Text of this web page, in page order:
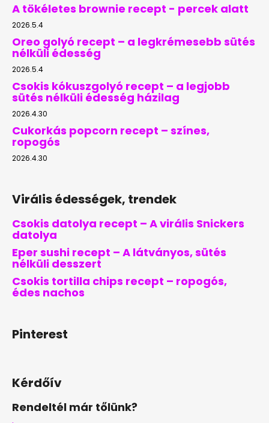
A tökéletes brownie recept - percek alatt
2026.5.4
Oreo golyó recept – a legkrémesebb sütés
nélküli édesség
2026.5.4
Csokis kókuszgolyó recept – a legjobb
sütés nélküli édesség házilag
2026.4.30
Cukorkás popcorn recept – színes,
ropogós
2026.4.30
Virális édességek, trendek
Csokis datolya recept – A virális Snickers
datolya
Eper sushi recept – A látványos, sütés
nélküli desszert
Csokis tortilla chips recept – ropogós,
édes nachos
Pinterest
Kérdőív
Rendeltél már tőlünk?